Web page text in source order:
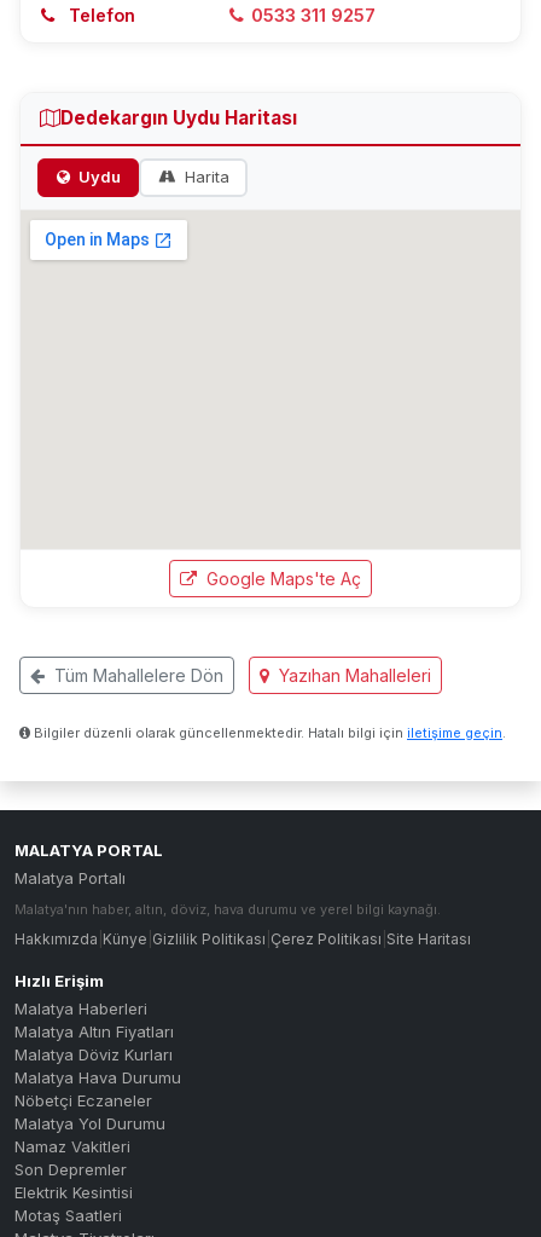
Telefon 0533 311 9257
Dedekargın Uydu Haritası
Uydu Harita
Google Maps'te Aç
Tüm Mahallelere Dön Yazıhan Mahalleleri
Bilgiler düzenli olarak güncellenmektedir. Hatalı bilgi için iletişime geçin
MALATYA PORTAL
Malatya Portalı
Malatya'nın haber, altın, döviz, hava durumu ve yerel bilgi kaynağı.
Hakkımızda Künye Gizlilik Politikası Çerez Politikası Site Haritası
Hızlı Erişim
Malatya Haberleri
Malatya Altın Fiyatları
Malatya Döviz Kurları
Malatya Hava Durumu
Nöbetçi Eczaneler
Malatya Yol Durumu
Namaz Vakitleri
Son Depremler
Elektrik Kesintisi
Motaş Saatleri